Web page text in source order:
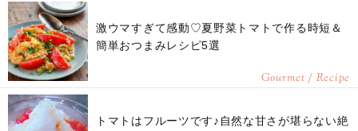
激ウマすぎて感動♡夏野菜トマトで作る時短＆
簡単おつまみレシピ5選
Gourmet / Recipe
トマトはフルーツです♪自然な甘さが堪らない絶